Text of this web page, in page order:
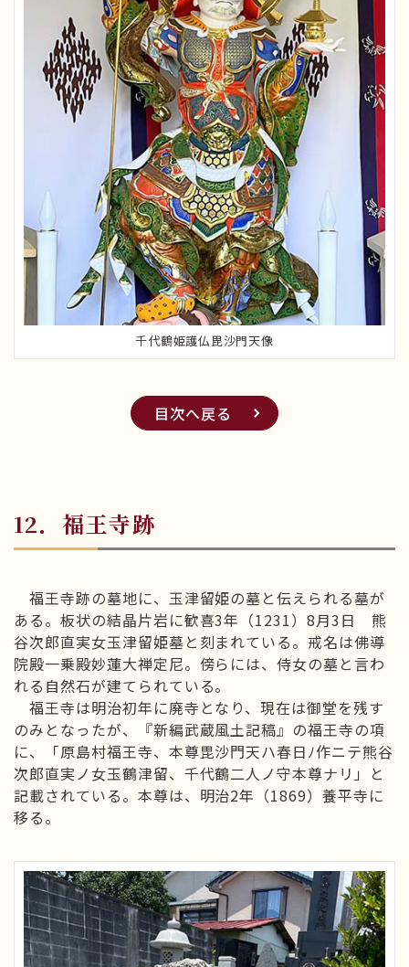
千代鶴姫護仏毘沙門天像
目次へ戻る
12．福王寺跡
福王寺跡の墓地に、玉津留姫の墓と伝えられる墓が
ある。板状の結晶片岩に歓喜3年（1231）8月3日 熊
谷次郎直実女玉津留姫墓と刻まれている。戒名は佛導
院殿一乗殿妙蓮大禅定尼。傍らには、侍女の墓と言わ
れる自然石が建てられている。
福王寺は明治初年に廃寺となり、現在は御堂を残す
のみとなったが、『新編武蔵風土記稿』の福王寺の項
に、「原島村福王寺、本尊毘沙門天ハ春日ﾉ作ニテ熊谷
次郎直実ノ女玉鶴津留、千代鶴二人ノ守本尊ナリ」と
記載されている。本尊は、明治2年（1869）養平寺に
移る。